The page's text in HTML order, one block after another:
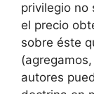
privilegio no
el precio
sobre éste
autores